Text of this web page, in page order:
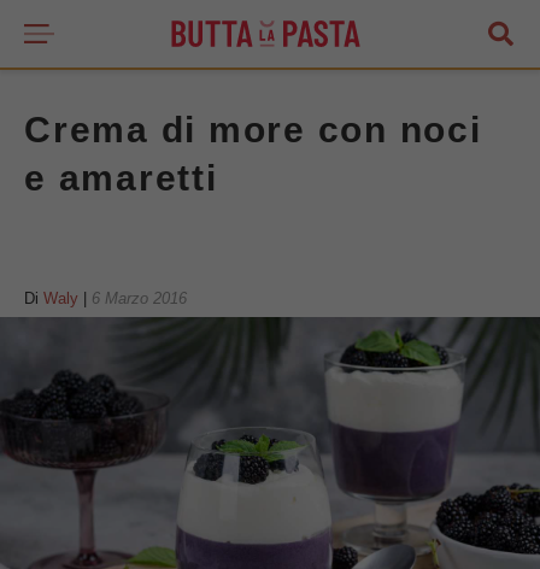
Crema di more con noci
e amaretti
Di Waly 6 Marzo 2016